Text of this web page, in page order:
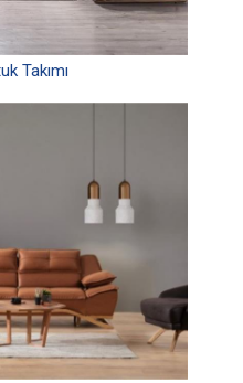
Takımı